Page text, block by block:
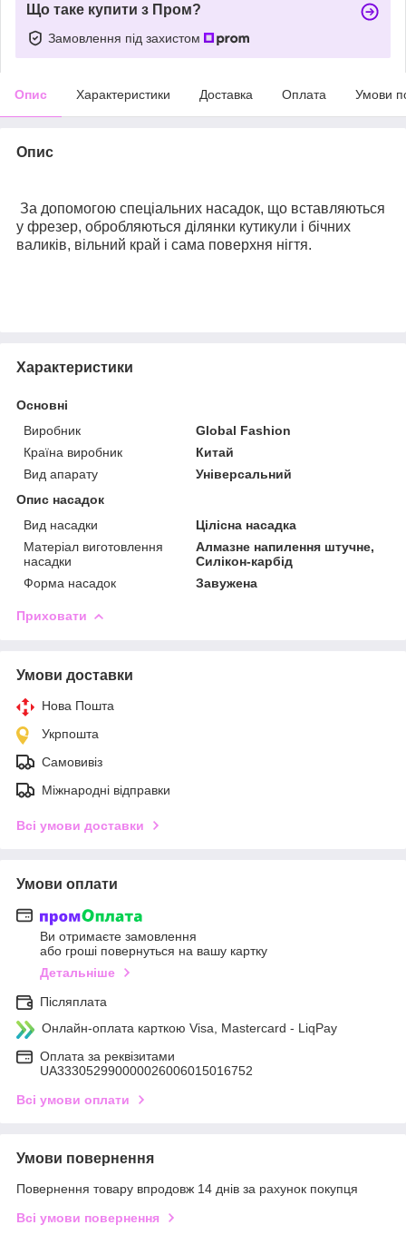
Що таке купити з Пром?
Замовлення під захистом
Опис Характеристики Доставка Оплата Умови
Опис
За допомогою спеціальних насадок, що вставляються
у фрезер, обробляються ділянки кутикули і бічних
валиків, вільний край і сама поверхня нігтя.
Характеристики
Основні
Виробник
Global Fashion
Країна виробник
Китай
Вид апарату
Універсальний
Опис насадок
Вид насадки
Цілісна насадка
Матеріал виготовлення
насадки
Алмазне напилення штучне,
Силікон-карбід
Форма насадок
Завужена
Приховати
Умови доставки
Нова Пошта
Укрпошта
Самовивіз
Міжнародні відправки
Всі умови доставки
Умови оплати
Ви отримаєте замовлення
або гроші повернуться на вашу картку
Детальніше
Післяплата
Онлайн-оплата карткою Visa, Mastercard - LiqPay
Оплата за реквізитами
UA333052990000026006015016752
Всі умови оплати
Умови повернення
Повернення товару впродовж 14 днів за рахунок покупця
Всі умови повернення